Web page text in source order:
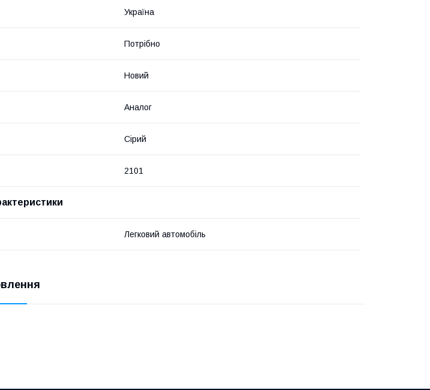
Україна
Потрібно
Новий
Аналог
Сірий
2101
Легковий автомобіль